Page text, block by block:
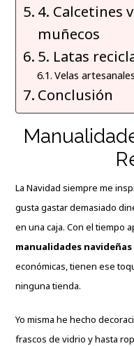
4. Calcetines
muñecos
5. Latas
Velas artesanales
Conclusión
La Navidad siempre me
gusta gastar demasiado
en una caja. Con el tiempo
manualidades
económicas, tienen ese
ninguna tienda.
Yo misma he hecho
frascos de vidrio y hasta